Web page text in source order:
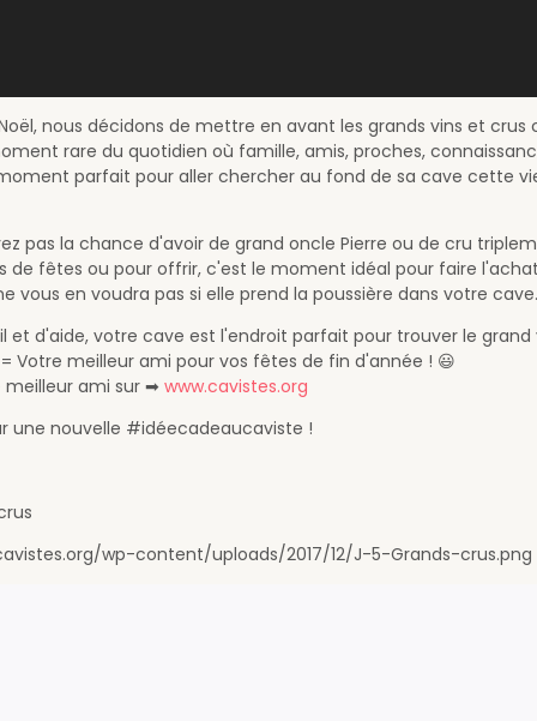
nous décidons de mettre en avant les grands vins et crus
rare du quotidien où famille, amis, proches,
parfait pour aller chercher au fond de sa cave cette
pas la chance d'avoir de grand oncle Pierre ou de cru
de fêtes ou pour offrir, c'est le moment idéal pour faire
vous en voudra pas si elle prend la poussière dans votre
et d'aide, votre cave est l'endroit parfait pour trouver le
Votre meilleur ami pour vos fêtes de fin d'année ! 😃
meilleur ami sur ➡ www.cavistes.org
une nouvelle #idéecadeaucaviste !
wp-content/uploads/2017/12/J-5-Grands-crus.png